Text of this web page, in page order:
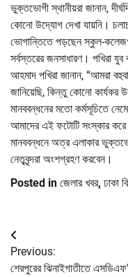
ভুক্তভোগী স্থানীয়রা জানান,
কোনো উদ্যোগ দেখা যায়নি।
ভোগান্তিতে পড়ছেন স্কুল-
সর্বস্তরের জনসাধারণ। পখিরা
আহমাদ পখিরা জানান, “আমরা
জানিয়েছি, কিন্তু কোনো কার্যকর
মানববন্ধনের মতো কর্মসূচিতে
আমাদের এই ফটোটি সংস্কার
মানববন্ধনে অত্র এলাকার
নেতৃবৃন্দরা অংশগ্রহণ করবেন।
Posted in জেলার খবর, ঢাকা
Post
navigation
Previous:
শেরপুরের ঝিনাইগাতীতে